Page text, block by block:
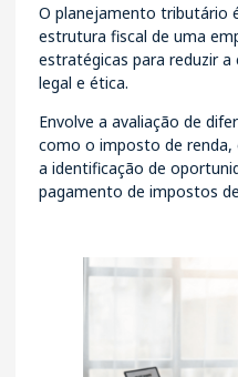
O planejamento tributário
estrutura fiscal de uma
estratégicas para reduzir
legal e ética.
Envolve a avaliação de
como o imposto de renda,
a identificação de
pagamento de impostos